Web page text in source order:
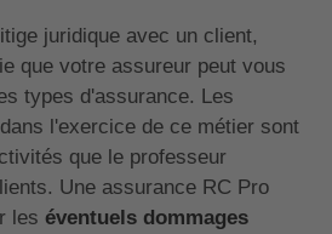
juridique avec un client,
que votre assureur peut vous
types d'assurance. Les
l'exercice de ce métier sont
que le professeur
Une assurance RC Pro
les éventuels dommages